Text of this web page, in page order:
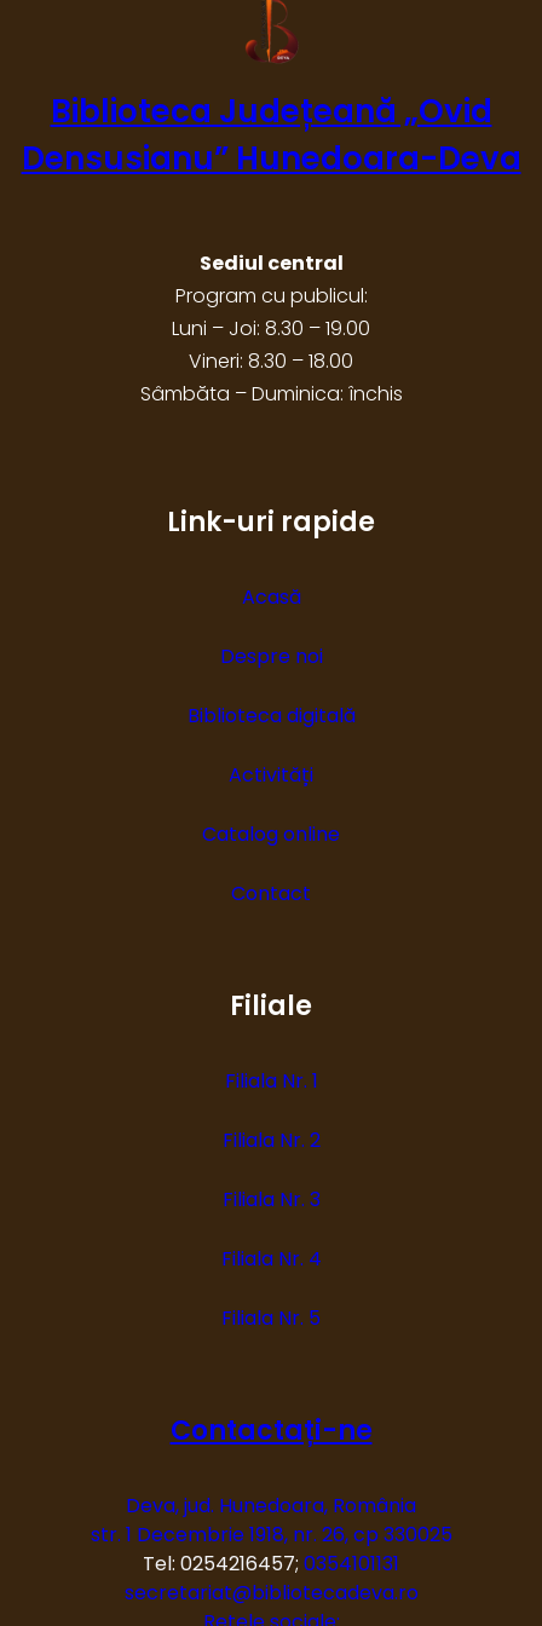
Biblioteca Județeană „Ovid
Densusianu” Hunedoara-Deva
Sediul central
Program cu publicul:
Luni – Joi: 8.30 – 19.00
Vineri: 8.30 – 18.00
Sâmbăta – Duminica: închis
Link-uri rapide
Acasă
Despre noi
Biblioteca digitală
Activități
Catalog online
Contact
Filiale
Filiala Nr. 1
Filiala Nr. 2
Filiala Nr. 3
Filiala Nr. 4
Filiala Nr. 5
Contactați-ne
Deva, jud. Hunedoara, România
str. 1 Decembrie 1918, nr. 26, cp 330025
Tel: 0254216457; 0354101131
secretariat@bibliotecadeva.ro